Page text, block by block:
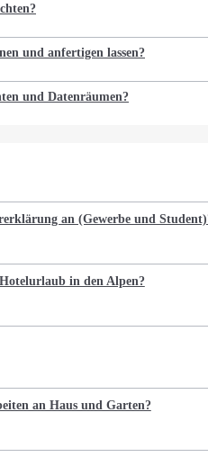
und anfertigen lassen?
und Datenräumen?
an (Gewerbe und
in den Alpen?
an Haus und Garten?